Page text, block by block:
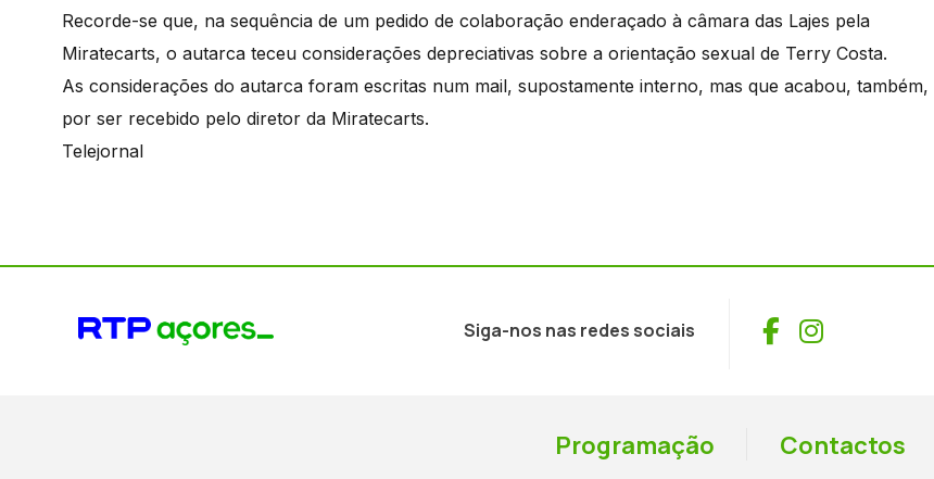
Recorde-se que, na sequência de um pedido de colaboração enderaçado à câmara das Lajes pela
Miratecarts, o autarca teceu considerações depreciativas sobre a orientação sexual de Terry Costa.
As considerações do autarca foram escritas num mail, supostamente interno, mas que acabou, também,
por ser recebido pelo diretor da Miratecarts.
Telejornal
Siga-nos nas redes sociais Facebook
Instagram
Programação Contactos